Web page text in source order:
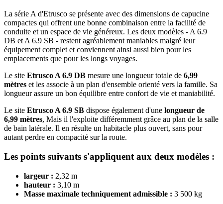
La série A d'Etrusco se présente avec des dimensions de capucine
compactes qui offrent une bonne combinaison entre la facilité de
conduite et un espace de vie généreux. Les deux modèles - A 6.9
DB et A 6.9 SB - restent agréablement maniables malgré leur
équipement complet et conviennent ainsi aussi bien pour les
emplacements que pour les longs voyages.
Le site Etrusco A 6.9 DB mesure une longueur totale de 6,99
mètres et les associe à un plan d'ensemble orienté vers la famille. Sa
longueur assure un bon équilibre entre confort de vie et maniabilité.
Le site Etrusco A 6.9 SB dispose également d'une longueur de
6,99 mètres, Mais il l'exploite différemment grâce au plan de la salle
de bain latérale. Il en résulte un habitacle plus ouvert, sans pour
autant perdre en compacité sur la route.
Les points suivants s'appliquent aux deux modèles :
largeur : 2,32 m
hauteur : 3,10 m
Masse maximale techniquement admissible : 3 500 kg